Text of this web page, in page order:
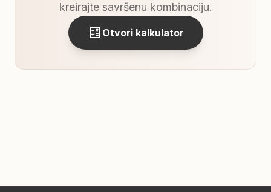
kreirajte savršenu kombinaciju.
calculate Otvori kalkulator